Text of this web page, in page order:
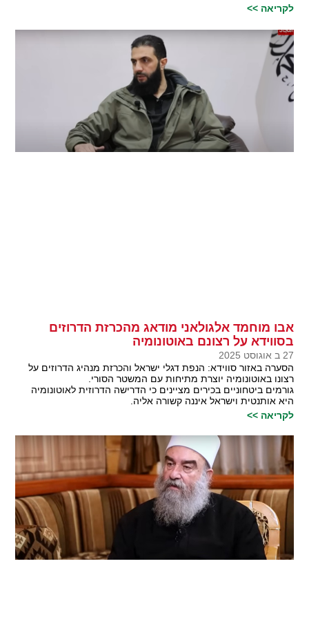
לקריאה >>
אבו מוחמד אלגולאני מודאג מהכרזת הדרוזים
בסווידא על רצונם באוטונומיה
27 ב אוגוסט 2025
הסערה באזור סווידא: הנפת דגלי ישראל והכרזת מנהיג הדרוזים על
רצונו באוטונומיה יוצרת מתיחות עם המשטר הסורי.
גורמים ביטחוניים בכירים מציינים כי הדרישה הדרוזית לאוטונומיה
היא אותנטית וישראל איננה קשורה אליה.
לקריאה >>